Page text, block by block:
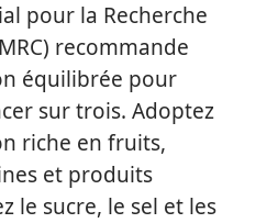
pour la Recherche
recommande
équilibrée pour
sur trois. Adoptez
riche en fruits,
et produits
le sucre, le sel et les